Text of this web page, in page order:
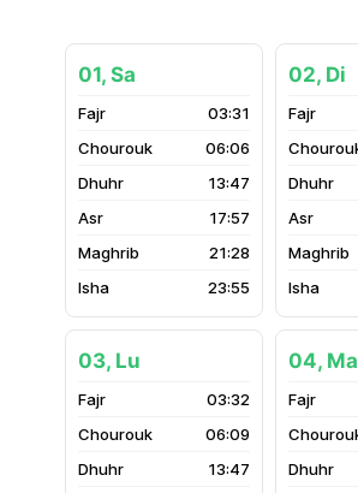
01, Sa
03:31
06:06
13:47
17:57
21:28
23:55
02, Di
03, Lu
03:32
06:09
13:47
04, Ma